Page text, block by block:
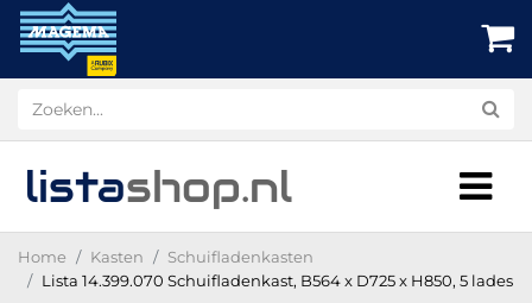
listashop.nl
Home Kasten
Schuifladenkasten
Lista 14.399.070 Schuifladenkast, B564 x D725 x H850, 5 lades